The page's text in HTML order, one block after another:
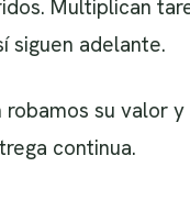
Multiplican
siguen adelante.
su valor
continua.